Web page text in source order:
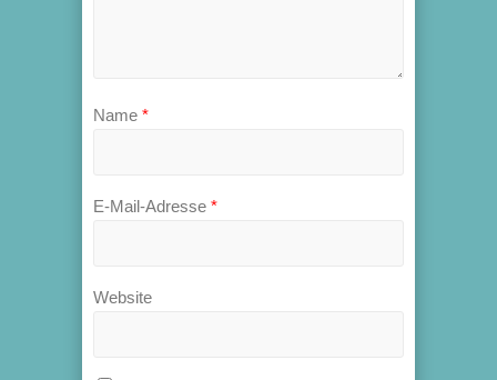
Name *
E-Mail-Adresse *
Website